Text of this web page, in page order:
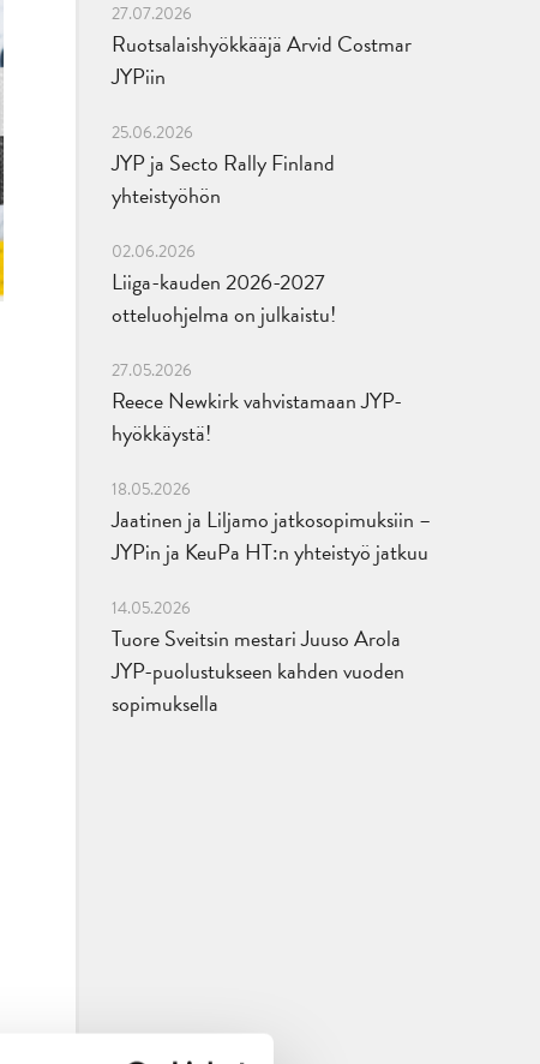
27.07.2026
Ruotsalaishyökkääjä Arvid Costmar
JYPiin
25.06.2026
JYP ja Secto Rally Finland
yhteistyöhön
02.06.2026
Liiga-kauden 2026-2027
otteluohjelma on julkaistu!
27.05.2026
Reece Newkirk vahvistamaan JYP-
hyökkäystä!
18.05.2026
Jaatinen ja Liljamo jatkosopimuksiin –
JYPin ja KeuPa HT:n yhteistyö jatkuu
14.05.2026
Tuore Sveitsin mestari Juuso Arola
JYP-puolustukseen kahden vuoden
sopimuksella